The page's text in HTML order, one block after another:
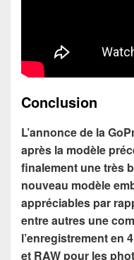
Conclusion
L’annonce de la
après la modèle
finalement une très
nouveau modèle
appréciables par
entre autres une
l’enregistrement en
et RAW pour les